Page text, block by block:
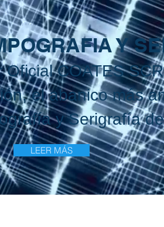
Y
Oficial COATES
el abanico más
y Serigrafía
LEER MÁS